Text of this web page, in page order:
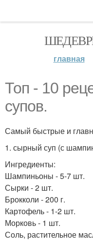
главная
Топ - 10
супов.
Самый быстрые и
1. сырный суп (с
Ингредиенты:
Шампиньоны - 5-7 шт.
Сырки - 2 шт.
Брокколи - 200 г.
Картофель - 1-2 шт.
Морковь - 1 шт.
Соль, растительное